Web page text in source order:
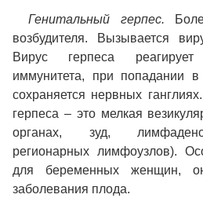
Генитальный герпес.
возбудителя. Вызывается
Вирус герпеса
иммунитета, при попадании
сохраняется нервных
герпеса – это мелкая
органах, зуд,
регионарных лимфоузлов).
для беременных женщин,
заболевания плода.